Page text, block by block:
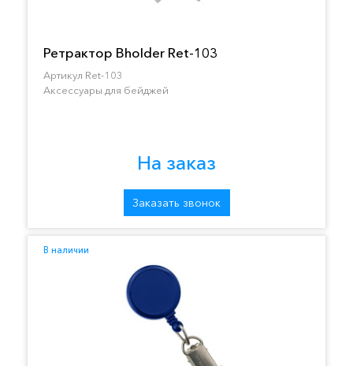
Ретрактор Bholder Ret-103
Артикул Ret-103
Аксессуары для бейджей
На заказ
Заказать звонок
В наличии